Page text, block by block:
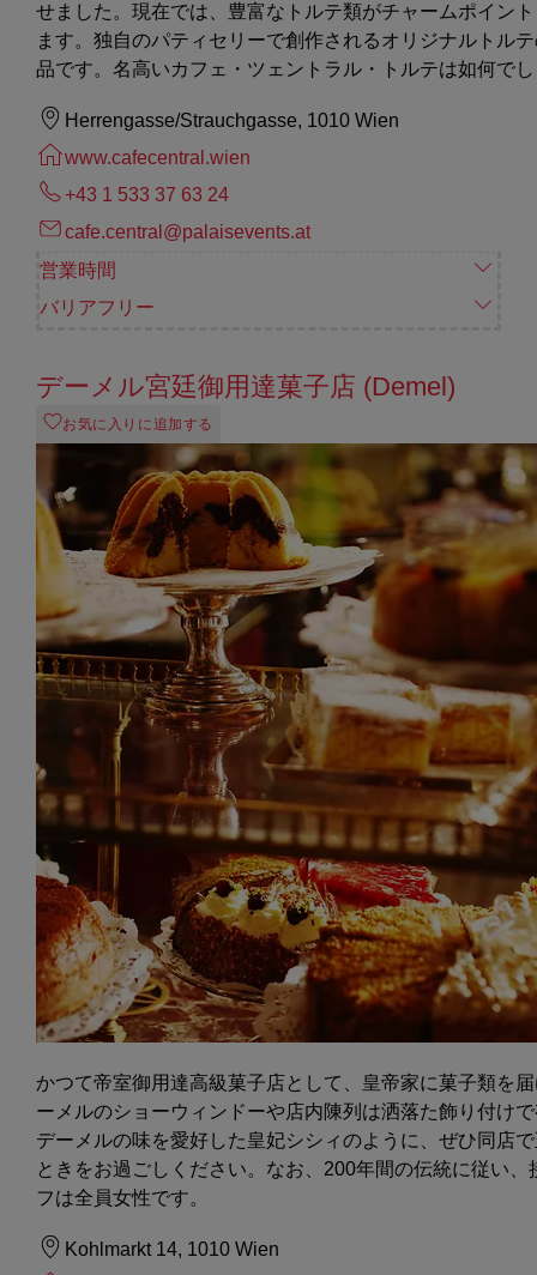
せました。現在では、豊富なトルテ類がチャームポイン
ます。独自のパティセリーで創作されるオリジナルトル
品です。名高いカフェ・ツェントラル・トルテは如何で
Herrengasse/Strauchgasse, 1010 Wien
www.cafecentral.wien
+43 1 533 37 63 24
cafe.central@palaisevents.at
営業時間
バリアフリー
デーメル宮廷御用達菓子店 (Demel)
お気に入りに追加する
かつて帝室御用達高級菓子店として、皇帝家に菓子類を
ーメルのショーウィンドーや店内陳列は洒落た飾り付け
デーメルの味を愛好した皇妃シシィのように、ぜひ同店
ときをお過ごしください。なお、200年間の伝統に従い、
フは全員女性です。
Kohlmarkt 14, 1010 Wien